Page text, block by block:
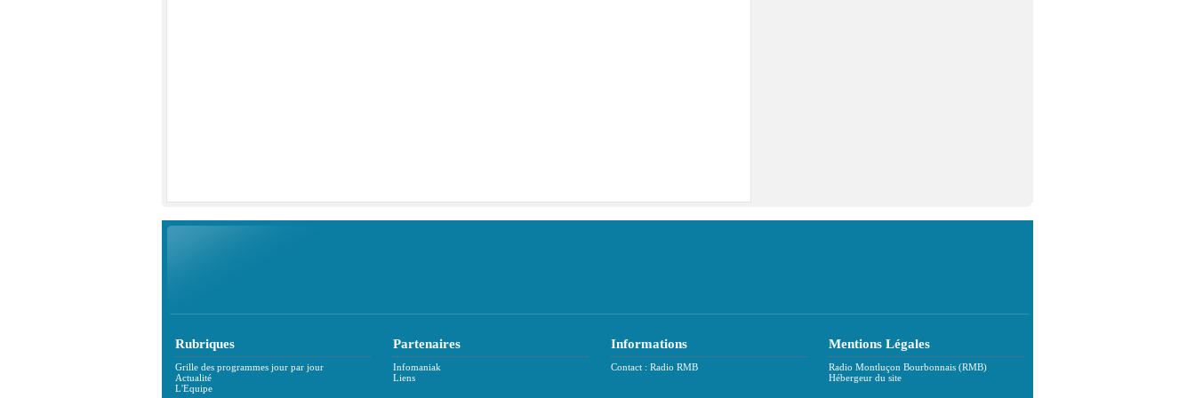
Rubriques
Grille des programmes jour par jour
Actualité
L'Equipe
Partenaires
Infomaniak
Liens
Informations
Contact : Radio RMB
Mentions Légales
Radio Montluçon Bourbonnais (RMB)
Hébergeur du site